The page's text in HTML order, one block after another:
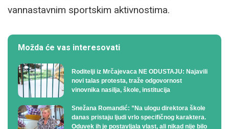
vannastavnim sportskim aktivnostima.
Možda će vas interesovati
Roditelji iz Mrčajevaca NE ODUSTAJU: Najavili
novi talas protesta, traže odgovornost
vinovnika nasilja, škole, institucija
Snežana Romandić: ”Na ulogu direktora škole
danas pristaju ljudi vrlo specifičnog karaktera.
Oduvek ih je postavljala vlast, ali nikad nije bilo